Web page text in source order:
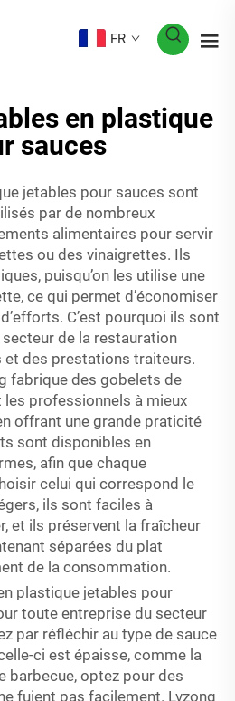
FR
en plastique
sauces
jetables pour sauces sont
par de nombreux
alimentaires pour servir
ou des vinaigrettes. Ils
puisqu’on les utilise une
ce qui permet d’économiser
C’est pourquoi ils sont
de la restauration
des prestations traiteurs.
fabrique des gobelets de
les professionnels à mieux
offrant une grande praticité
sont disponibles en
afin que chaque
celui qui correspond le
ils sont faciles à
et ils préservent la fraîcheur
séparées du plat
de la consommation.
plastique jetables pour
toute entreprise du secteur
par réfléchir au type de sauce
ci est épaisse, comme la
barbecue, optez pour des
fuient pas facilement. Lvzong